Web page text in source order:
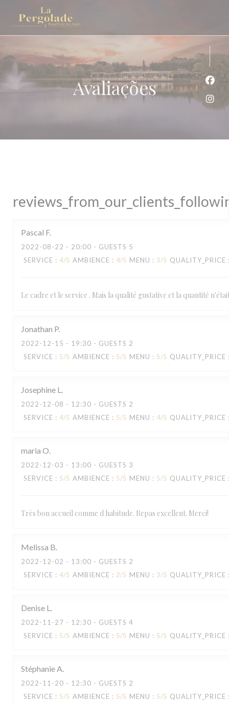
Painel de Gerenciamento de Cookies
Avaliações
Pascal F
2022-08-22 - 20:00 - GUESTS 5
SERVICE : 4/5 AMBIENCE : 4/5 MENU : 3/5 QUALITY_PRICE
Le cadre et le service . Mais la qualité gustative et la quantité
Jonathan P
2022-12-15 - 19:30 - GUESTS 2
SERVICE : 5/5 AMBIENCE : 5/5 MENU : 5/5 QUALITY_PRICE
Josephine L
2022-12-08 - 12:30 - GUESTS 2
SERVICE : 4/5 AMBIENCE : 5/5 MENU : 4/5 QUALITY_PRICE
maria O
2022-12-03 - 13:00 - GUESTS 3
SERVICE : 5/5 AMBIENCE : 5/5 MENU : 5/5 QUALITY_PRICE
Très bon accueil comme d habitude. Repas excellent. Merci!
Melissa B
2022-12-02 - 13:00 - GUESTS 2
SERVICE : 4/5 AMBIENCE : 2/5 MENU : 3/5 QUALITY_PRICE
Denise L
2022-11-27 - 12:30 - GUESTS 4
SERVICE : 5/5 AMBIENCE : 5/5 MENU : 5/5 QUALITY_PRICE
StéphanieA
2022-11-20 - 12:30 - GUESTS 2
SERVICE : 5/5 AMBIENCE : 5/5 MENU : 5/5 QUALITY_PRICE